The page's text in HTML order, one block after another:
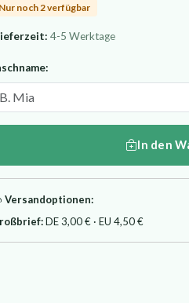
Nur noch 2 verfügbar
4-5 Werktage
In den
Versandoptionen:
DE 3,00 € · EU 4,50 €